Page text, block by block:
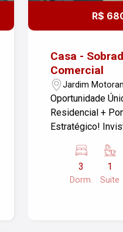
R$
Casa -
Comercial
Jardim
Campos/SP
Oportunidade
Residencial +
Estratégico!
ou garanta duas
aluguel em uma
expansão. Detalhes do Imóvel Área
3
Dorm.
1
Suite